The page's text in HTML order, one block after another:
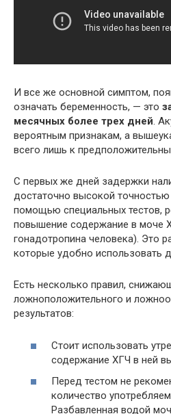
И все же основной симптом,
означать беременность, — это
месячных более трех дней.
вероятным признакам, а
всего лишь к
С первых же дней задержки
достаточно высокой
помощью специальных тестов,
повышение содержание в моче
гонадотропина человека). Это
которые удобно использовать
Есть несколько правил,
ложноположительного и
результатов:
Стоит использовать
содержание ХГЧ в ней
Перед тестом не
количество
Разбавленная водой